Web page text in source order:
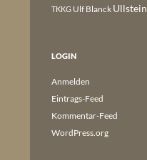
TKKG Ulf Blanck Ullstein
LOGIN
Anmelden
Eintrags-Feed
Kommentar-Feed
WordPress.org